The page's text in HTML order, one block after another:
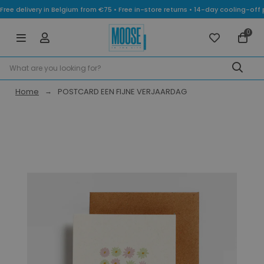
Free delivery in Belgium from €75 • Free in-store returns • 14-day cooling-
0
Home POSTCARD EEN FIJNE VERJAARDAG